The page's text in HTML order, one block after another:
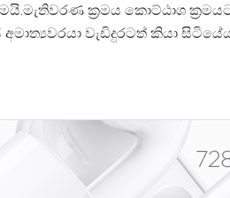
ක්‍රමය කොට්ඨාශ
වැඩිදුරටත් කියා